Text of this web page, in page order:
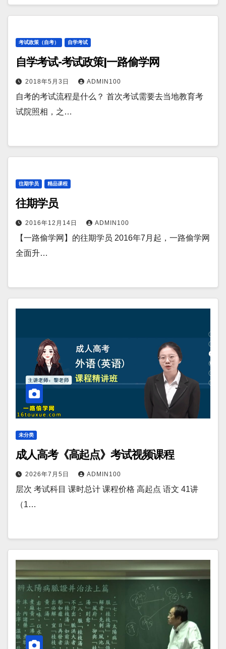
考试政策（自考） 自学考试
自学考试-考试政策|一路偷学网
2018年5月3日 ADMIN100
自考的考试流程是什么？ 首次考试需要去当地教育考
试院照相，之…
往期学员 精品课程
往期学员
2016年12月14日 ADMIN100
【一路偷学网】的往期学员 2016年7月起，一路偷学网
全面升…
未分类
成人高考《高起点》考试视频课程
2026年7月5日 ADMIN100
层次 考试科目 课时总计 课程价格 高起点 语文 41讲
（1…